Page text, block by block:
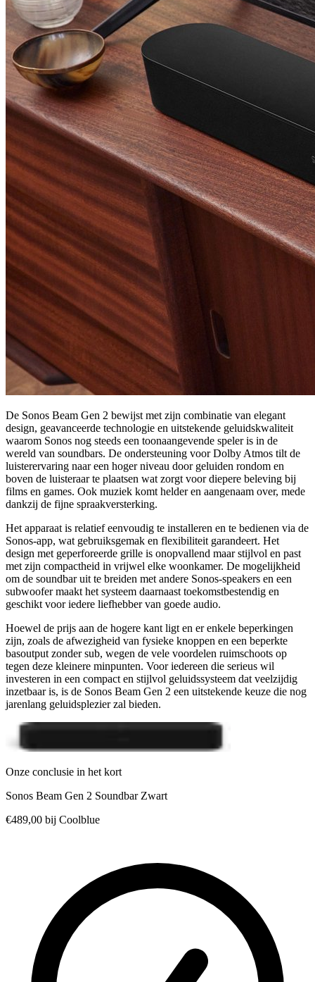
De Sonos Beam Gen 2 bewijst met zijn combinatie van elegant
design, geavanceerde technologie en uitstekende geluidskwaliteit
waarom Sonos nog steeds een toonaangevende speler is in de
wereld van soundbars. De ondersteuning voor Dolby Atmos tilt de
luisterervaring naar een hoger niveau door geluiden rondom en
boven de luisteraar te plaatsen wat zorgt voor diepere beleving bij
films en games. Ook muziek komt helder en aangenaam over, mede
dankzij de fijne spraakversterking.
Het apparaat is relatief eenvoudig te installeren en te bedienen via de
Sonos-app, wat gebruiksgemak en flexibiliteit garandeert. Het
design met geperforeerde grille is onopvallend maar stijlvol en past
met zijn compactheid in vrijwel elke woonkamer. De mogelijkheid
om de soundbar uit te breiden met andere Sonos-speakers en een
subwoofer maakt het systeem daarnaast toekomstbestendig en
geschikt voor iedere liefhebber van goede audio.
Hoewel de prijs aan de hogere kant ligt en er enkele beperkingen
zijn, zoals de afwezigheid van fysieke knoppen en een beperkte
basoutput zonder sub, wegen de vele voordelen ruimschoots op
tegen deze kleinere minpunten. Voor iedereen die serieus wil
investeren in een compact en stijlvol geluidssysteem dat veelzijdig
inzetbaar is, is de Sonos Beam Gen 2 een uitstekende keuze die nog
jarenlang geluidsplezier zal bieden.
Onze conclusie in het kort
Sonos Beam Gen 2 Soundbar Zwart
€489,00 bij Coolblue